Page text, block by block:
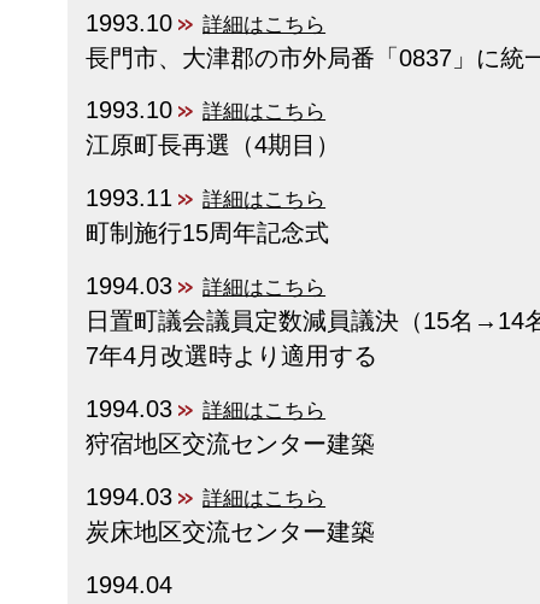
1993.10
詳細はこちら
長門市、大津郡の市外局番「0837」に統
1993.10
詳細はこちら
江原町長再選（4期目）
1993.11
詳細はこちら
町制施行15周年記念式
1994.03
詳細はこちら
日置町議会議員定数減員議決（15名→14
7年4月改選時より適用する
1994.03
詳細はこちら
狩宿地区交流センター建築
1994.03
詳細はこちら
炭床地区交流センター建築
1994.04